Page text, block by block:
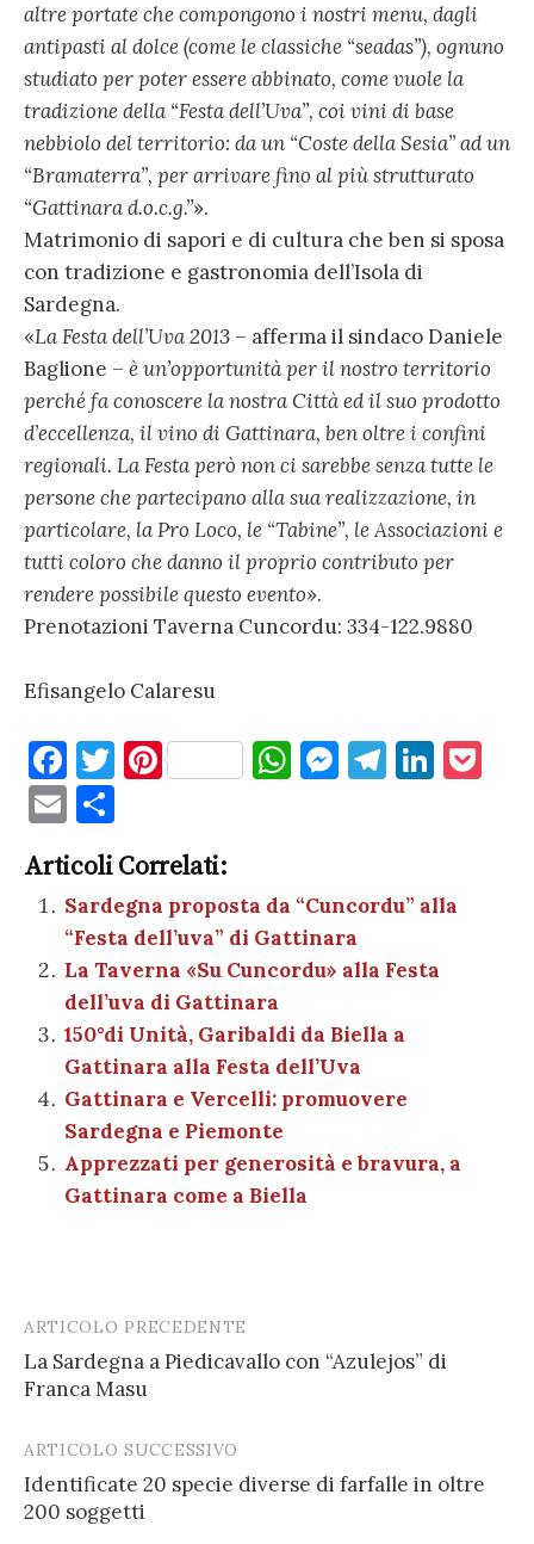
altre portate che compongono i nostri menu, dagli
antipasti al dolce (come le classiche “seadas”), ognuno
studiato per poter essere abbinato, come vuole la
tradizione della “Festa dell’Uva”, coi vini di base
nebbiolo del territorio: da un “Coste della Sesia” ad un
“Bramaterra”, per arrivare fino al più strutturato
“Gattinara d.o.c.g.”».
Matrimonio di sapori e di cultura che ben si sposa
con tradizione e gastronomia dell’Isola di
Sardegna.
«La Festa dell’Uva 2013 – afferma il sindaco Daniele
Baglione – è un’opportunità per il nostro territorio
perché fa conoscere la nostra Città ed il suo prodotto
d’eccellenza, il vino di Gattinara, ben oltre i confini
regionali. La Festa però non ci sarebbe senza tutte le
persone che partecipano alla sua realizzazione, in
particolare, la Pro Loco, le “Tabine”, le Associazioni e
tutti coloro che danno il proprio contributo per
rendere possibile questo evento».
Prenotazioni Taverna Cuncordu: 334-122.9880
Efisangelo Calaresu
F
a
c
e
b
o
o
k
T
te
r
Pi
es
t
W
A
p
p
M
g
er
T
a
m
Li
dI
E
m
ai
l
n
di
vi
di
Articoli Correlati:
Sardegna proposta da “Cuncordu” alla
“Festa dell’uva” di Gattinara
La Taverna «Su Cuncordu» alla Festa
dell’uva di Gattinara
150°di Unità, Garibaldi da Biella a
Gattinara alla Festa dell’Uva
Gattinara e Vercelli: promuovere
Sardegna e Piemonte
Apprezzati per generosità e bravura, a
Gattinara come a Biella
Post
navigation
ARTICOLO PRECEDENTE
La Sardegna a Piedicavallo con “Azulejos” di
Franca Masu
ARTICOLO SUCCESSIVO
Identificate 20 specie diverse di farfalle in oltre
200 soggetti